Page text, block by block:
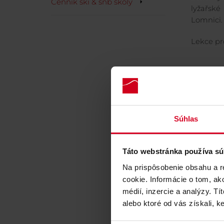
Súhlas
Táto webstránka používa
Na prispôsobenie obsahu a
cookie. Informácie o tom,
médií, inzercie a analýzy.
alebo ktoré od vás získali,
Lomnici.
Lekce